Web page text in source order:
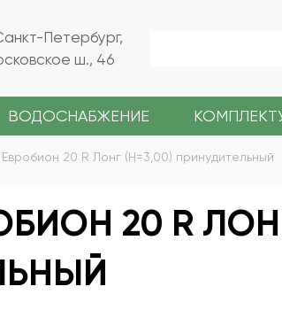
Петербург,
ш., 46
ВОДОСНАБЖЕНИЕ
20 R Лонг (Н=3,00) принудительный
20 R